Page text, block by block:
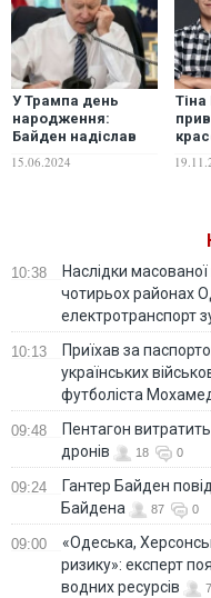
У Трампа день
народження:
Байден надіслав
жартівливе
привітання з
15.06.2024
10:38
Наслідки
чотирьох районах
електротранспорт
10:13
Приїхав за
українських
футболіста
09:48
Пентагон
дронів
18 0
09:24
Гантер Байден
Байдена
87 0
09:00
«Одеська,
ризику»: експерт
водних ресурсів